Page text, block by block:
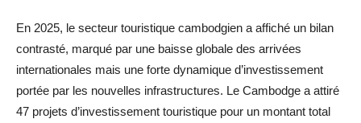
En 2025, le secteur touristique cambodgien a affiché un bilan
contrasté, marqué par une baisse globale des arrivées
internationales mais une forte dynamique d’investissement
portée par les nouvelles infrastructures. Le Cambodge a attiré
47 projets d’investissement touristique pour un montant total